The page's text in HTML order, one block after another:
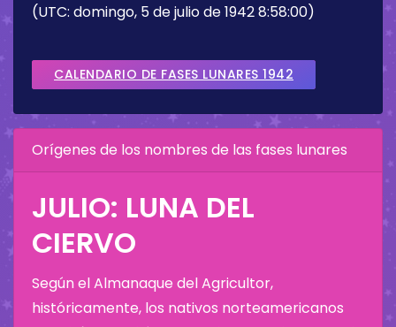
(UTC: domingo, 5 de julio de 1942 8:58:00)
CALENDARIO DE FASES LUNARES 1942
Orígenes de los nombres de las fases lunares
JULIO: LUNA DEL
CIERVO
Según el Almanaque del Agricultor,
históricamente, los nativos norteamericanos